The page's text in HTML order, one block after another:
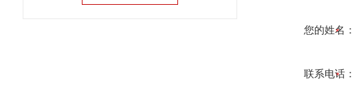
您的姓名：
联系电话：